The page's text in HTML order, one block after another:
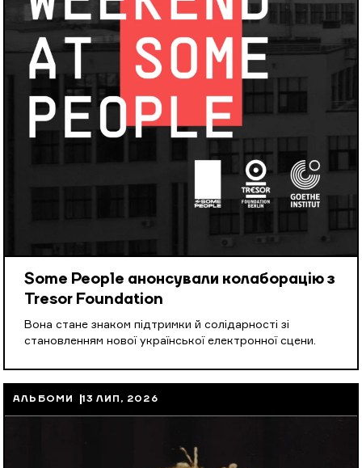
Some People анонсували колаборацію з
Tresor Foundation
Вона стане знаком підтримки й солідарності зі
становленням нової української електронної сцени.
АЛЬБОМИ 13 ЛИП, 2026